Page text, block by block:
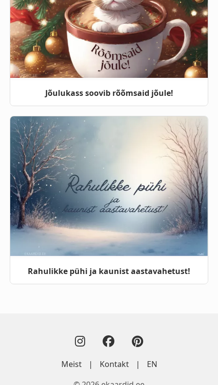
Jõulukass soovib rõõmsaid jõule!
Rahulikke pühi ja kaunist aastavahetust!
Meist | Kontakt |
EN